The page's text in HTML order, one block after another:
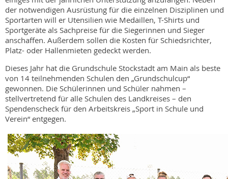
der notwendigen Ausrüstung für die einzelnen Disziplinen und
Sportarten will er Utensilien wie Medaillen, T-Shirts und
Sportgeräte als Sachpreise für die Siegerinnen und Sieger
anschaffen. Außerdem sollen die Kosten für Schiedsrichter,
Platz- oder Hallenmieten gedeckt werden.
Dieses Jahr hat die Grundschule Stockstadt am Main als beste
von 14 teilnehmenden Schulen den „Grundschulcup“
gewonnen. Die Schülerinnen und Schüler nahmen –
stellvertretend für alle Schulen des Landkreises – den
Spendenscheck für den Arbeitskreis „Sport in Schule und
Verein“ entgegen.